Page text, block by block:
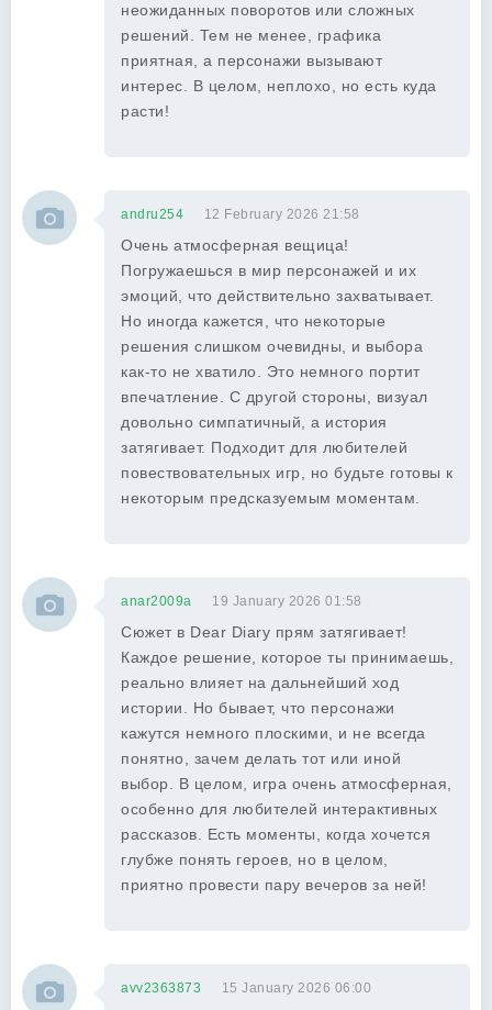
неожиданных поворотов или сложных
решений. Тем не менее, графика
приятная, а персонажи вызывают
интерес. В целом, неплохо, но есть куда
расти!
andru254 12 February 2026 21:58
Очень атмосферная вещица!
Погружаешься в мир персонажей и их
эмоций, что действительно захватывает.
Но иногда кажется, что некоторые
решения слишком очевидны, и выбора
как-то не хватило. Это немного портит
впечатление. С другой стороны, визуал
довольно симпатичный, а история
затягивает. Подходит для любителей
повествовательных игр, но будьте готовы к
некоторым предсказуемым моментам.
anar2009a 19 January 2026 01:58
Сюжет в Dear Diary прям затягивает!
Каждое решение, которое ты принимаешь,
реально влияет на дальнейший ход
истории. Но бывает, что персонажи
кажутся немного плоскими, и не всегда
понятно, зачем делать тот или иной
выбор. В целом, игра очень атмосферная,
особенно для любителей интерактивных
рассказов. Есть моменты, когда хочется
глубже понять героев, но в целом,
приятно провести пару вечеров за ней!
avv2363873 15 January 2026 06:00